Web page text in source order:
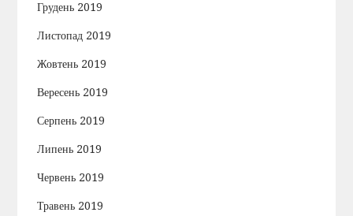
Грудень 2019
Листопад 2019
Жовтень 2019
Вересень 2019
Серпень 2019
Липень 2019
Червень 2019
Травень 2019